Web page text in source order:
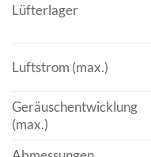
Lüfterlager
Luftstrom (max.)
Geräuschentwicklung
(max.)